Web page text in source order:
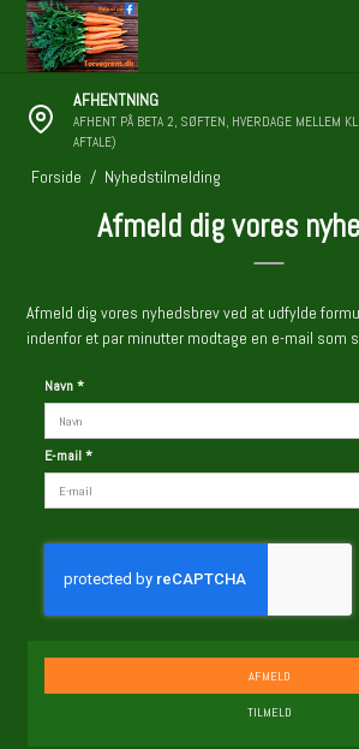
AFHENTNING
AFHENT PÅ BETA 2, SØFTEN, HVERDAGE MELLEM
AFTALE)
Forside / Nyhedstilmelding
Afmeld dig vores
Afmeld dig vores nyhedsbrev ved at udfylde
indenfor et par minutter modtage en e-mail som
Navn*
E-mail*
AFMELD
TILMELD